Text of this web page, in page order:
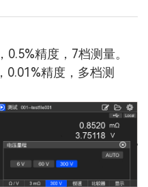
精度，7档测量。
精度，多档测